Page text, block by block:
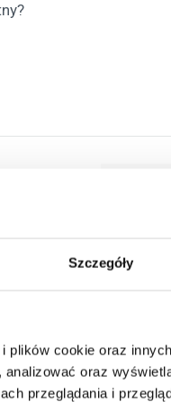
Szczegóły
plików cookie oraz
oraz
przeglądania i